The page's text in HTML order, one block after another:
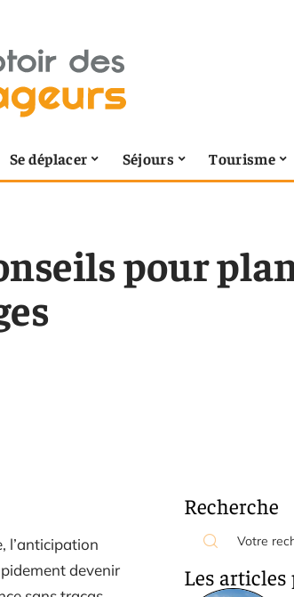
Se déplacer Séjours Tourisme
pour
l’anticipation
devenir
Recherche
Les articles